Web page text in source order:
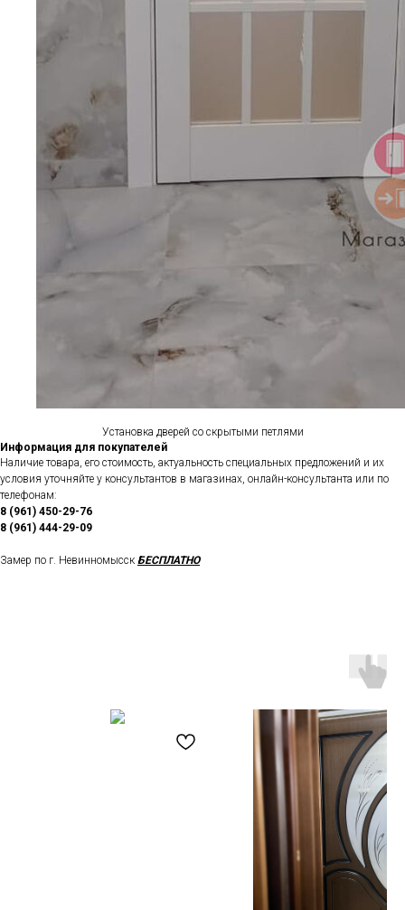
Установка дверей со скрытыми петлями
Информация для покупателей
Наличие товара, его стоимость, актуальность специальных предложений и их
условия уточняйте у консультантов в магазинах, онлайн-консультанта или по
телефонам:
8 (961) 450-29-76
8 (961) 444-29-09
Замер по г. Невинномысск БЕСПЛАТНО